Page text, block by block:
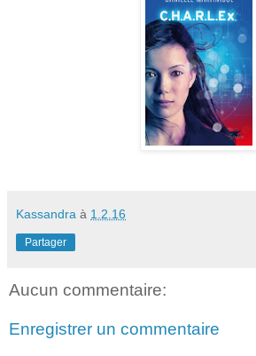
Kassandra à 1.2.16
Partager
Aucun commentaire:
Enregistrer un commentaire